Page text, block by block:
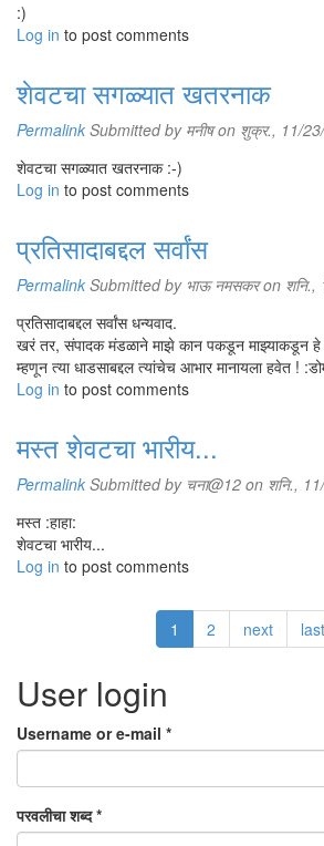
:)
Log in to post comments
शेवटचा सगळ्यात खतरनाक
Permalink Submitted by मनीषon शुक्र., 11/
शेवटचा सगळ्यात खतरनाक :-)
Log in to post comments
प्रतिसादाबद्दल सर्वांस
Permalink Submitted by भाऊ नमसकरon शनि.,
प्रतिसादाबद्दल सर्वांस धन्यवाद.
खरं तर, संपादक मंडळाने माझे कान पकडून माझ्याकडून
म्हणून त्या धाडसाबद्दल त्यांचेच आभार मानायला हवेत !
Log in to post comments
मस्त शेवटचा भारीय...
Permalink Submitted by चना@12 on शनि.,
मस्त :हाहा:
शेवटचा भारीय...
Log in to post comments
1 2 next last
User login
Username or e-mail *
परवलीचा शब्द*